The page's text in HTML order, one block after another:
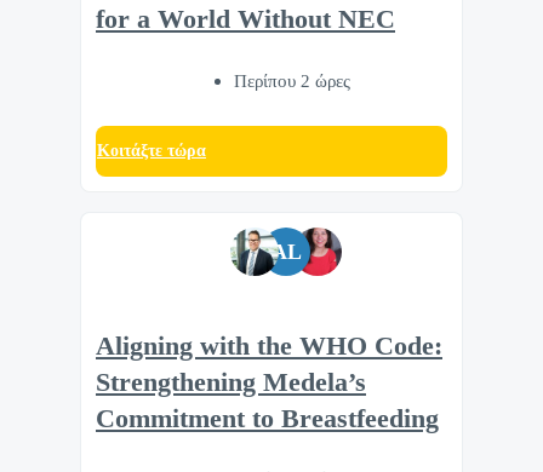
for a World Without NEC
Περίπου 2 ώρες
Κοιτάξτε τώρα
AL
Aligning with the WHO Code:
Strengthening Medela’s
Commitment to Breastfeeding